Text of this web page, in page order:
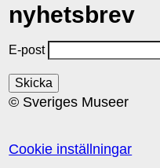
nyhetsbrev
E-post
© Sveriges Museer
Cookie inställningar